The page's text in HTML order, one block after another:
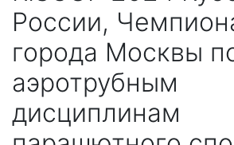
России,
города Москвы
аэротрубным
дисциплинам